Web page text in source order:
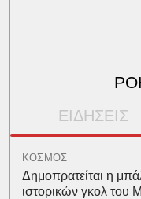
ΕΙΔΗΣΕΙΣ
ΚΟΣΜΟΣ
Δημοπρατείται η
ιστορικών γκολ του